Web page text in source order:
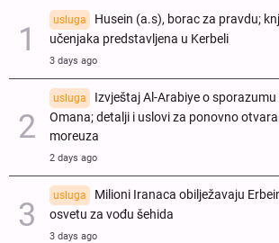
usluga
Husein (a.s), borac za pravdu;
učenjaka predstavljena u Kerbeli
3 days ago
usluga
Izvještaj Al-Arabiye o
Omana; detalji i uslovi za ponovno
moreuza
2 days ago
usluga
Milioni Iranaca obilježavaju
osvetu za vođu šehida
3 days ago